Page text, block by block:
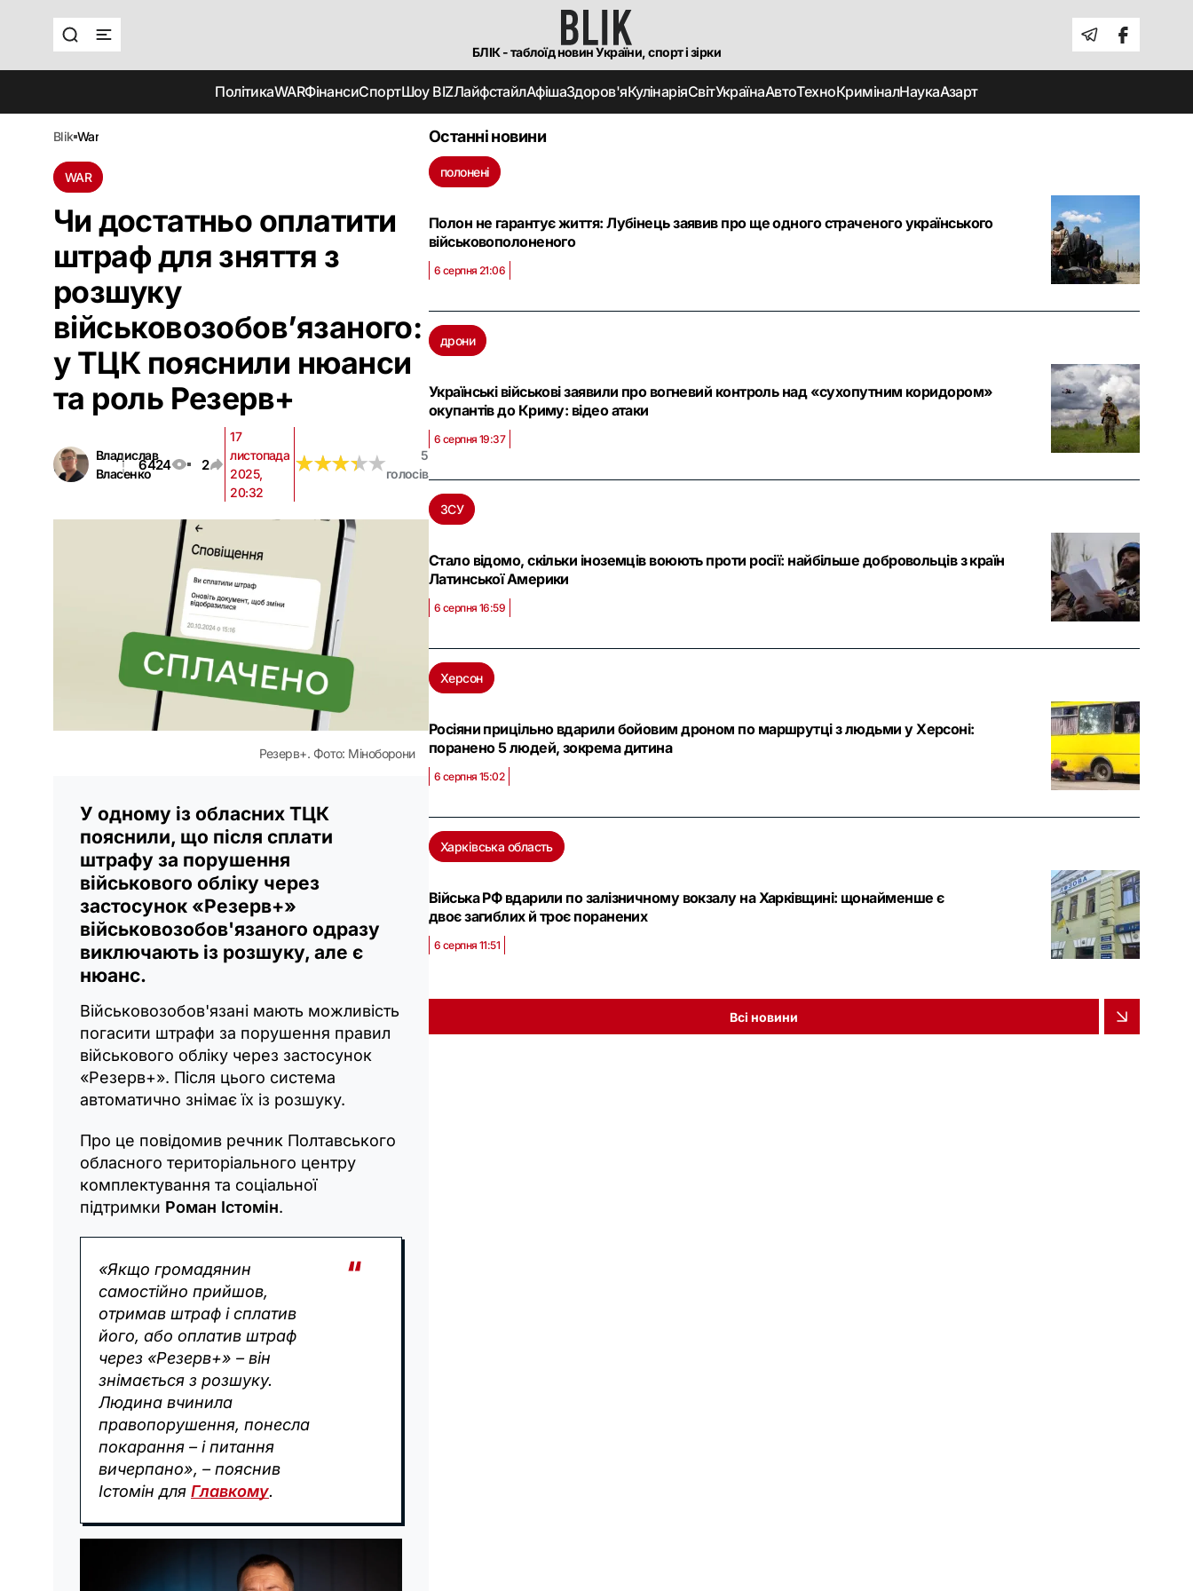
БЛІК - таблоїд новин України, спорт і зірки
ПолітикаWARФінансиСпортШоу BIZЛайфстайлАфішаЗдоров'яКулінаріяСвітУкраїнаАвтоТехноКриміналНаукаАзарт
blik war
WAR
Чи достатньо оплатити
штраф для зняття з
розшуку
військовозобов’язаного:
у ТЦК пояснили нюанси
та роль Резерв+
Владислав
Власенко
6424 2
17
листопада
2025,
20:32
★★★★★
★★★★★
5
голосів
Резерв+. Фото: Міноборони
У одному із обласних ТЦК
пояснили, що після сплати
штрафу за порушення
військового обліку через
застосунок «Резерв+»
військовозобов'язаного одразу
виключають із розшуку, але є
нюанс.
Військовозобов'язані мають можливість
погасити штрафи за порушення правил
військового обліку через застосунок
«Резерв+». Після цього система
автоматично знімає їх із розшуку.
Про це повідомив речник Полтавського
обласного територіального центру
комплектування та соціальної
підтримки Роман Істомін.
«Якщо громадянин
самостійно прийшов,
отримав штраф і сплатив
його, або оплатив штраф
через «Резерв+» – він
знімається з розшуку.
Людина вчинила
правопорушення, понесла
покарання – і питання
вичерпано», – пояснив
Істомін для Главкому.
Останні новини
полонені
Полон не гарантує життя: Лубінець заявив про ще одного страченого українського
військовополоненого
6 серпня 21:06
дрони
Українські військові заявили про вогневий контроль над «сухопутним коридором»
окупантів до Криму: відео атаки
6 серпня 19:37
ЗСУ
Стало відомо, скільки іноземців воюють проти росії: найбільше добровольців з країн
Латинської Америки
6 серпня 16:59
Херсон
Росіяни прицільно вдарили бойовим дроном по маршрутці з людьми у Херсоні:
поранено 5 людей, зокрема дитина
6 серпня 15:02
Харківська область
Війська РФ вдарили по залізничному вокзалу на Харківщині: щонайменше є
двоє загиблих й троє поранених
6 серпня 11:51
Всі новини